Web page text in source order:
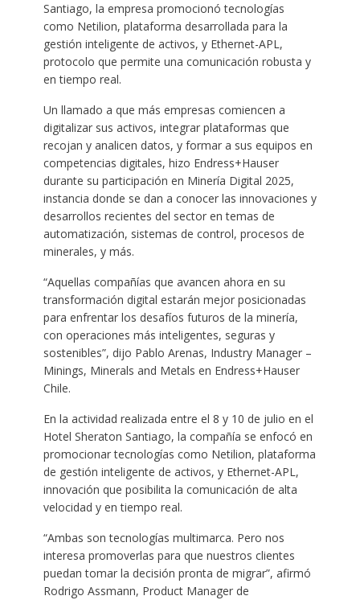
Santiago, la empresa promocionó tecnologías
como Netilion, plataforma desarrollada para la
gestión inteligente de activos, y Ethernet-APL,
protocolo que permite una comunicación robusta y
en tiempo real.
Un llamado a que más empresas comiencen a
digitalizar sus activos, integrar plataformas que
recojan y analicen datos, y formar a sus equipos en
competencias digitales, hizo Endress+Hauser
durante su participación en Minería Digital 2025,
instancia donde se dan a conocer las innovaciones y
desarrollos recientes del sector en temas de
automatización, sistemas de control, procesos de
minerales, y más.
“Aquellas compañías que avancen ahora en su
transformación digital estarán mejor posicionadas
para enfrentar los desafíos futuros de la minería,
con operaciones más inteligentes, seguras y
sostenibles”, dijo Pablo Arenas, Industry Manager –
Minings, Minerals and Metals en Endress+Hauser
Chile.
En la actividad realizada entre el 8 y 10 de julio en el
Hotel Sheraton Santiago, la compañía se enfocó en
promocionar tecnologías como Netilion, plataforma
de gestión inteligente de activos, y Ethernet-APL,
innovación que posibilita la comunicación de alta
velocidad y en tiempo real.
“Ambas son tecnologías multimarca. Pero nos
interesa promoverlas para que nuestros clientes
puedan tomar la decisión pronta de migrar”, afirmó
Rodrigo Assmann, Product Manager de